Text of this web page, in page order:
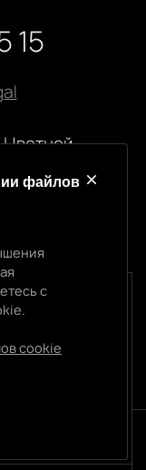
15
Цветной
cookie
работы.
файлов
с
cookie